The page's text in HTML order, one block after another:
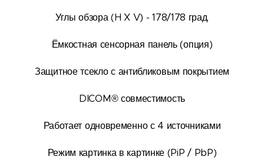
Углы обзора (H X V) - 178/178 град.
Ёмкостная сенсорная панель (опция)
Защитное тсекло с антибликовым покрытием
DICOM® совместимость
Работает одновременно с 4 источниками
Режим картинка в картинке (PiP / PbP)